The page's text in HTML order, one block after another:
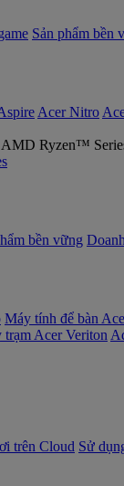
Sản phẩm bền
Acer Nitro
bền vững
Máy tính để bàn
trạm Acer Veriton
trên Cloud Sử